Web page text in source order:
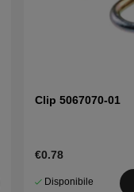
Clip 5067070-01
€0.78
Disponibile